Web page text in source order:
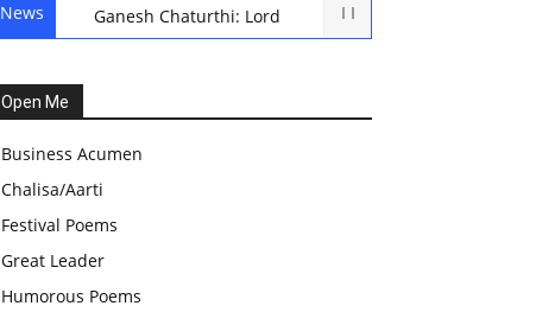
News
Ganesh Chaturthi: Lord
हरतालिका तीज,Haritalika
teej,Teej Festival: A
Celebration of Tradition and
Womanhood
स्वामी अवधेशानंद जी गिरि के जीवन
सूत्र:किन चीजों के कारण लोग अशांत
Open Me
Business Acumen
Chalisa/Aarti
Festival Poems
Great Leader
Humorous Poems